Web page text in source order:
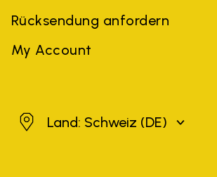
Rücksendung anfordern
My Account
SchweizLand: Schweiz (DE)